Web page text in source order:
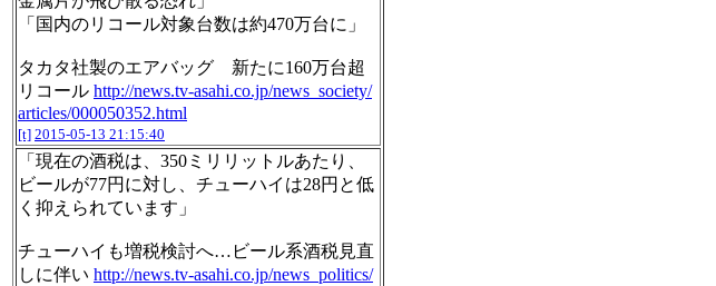
「国内のリコール対象台数は約470万台に」
タカタ社製のエアバッグ 新たに160万台超
リコール http://news.tv-asahi.co.jp/news_society/
articles/000050352.html
[t] 2015-05-13 21:15:40
「現在の酒税は、350ミリリットルあたり、
ビールが77円に対し、チューハイは28円と低
く抑えられています」
チューハイも増税検討へ…ビール系酒税見直
しに伴い http://news.tv-asahi.co.jp/news_politics/